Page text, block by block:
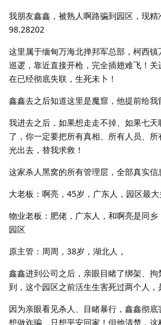
我朋友鑫鑫，被熟人啊路骗到园区，现精
98.28202
这里属于缅甸万海北掸邦军总部，柯西
巡逻，靠近直接开枪，完全插翅难飞！
在已经彻底失联，生死未卜！
鑫鑫去之后知道这里是魔窟，他提前给我
我进去之后，如果想走走不掉、如果七
了，你一定要把所有真相、所有人员、
光出去，替我求救！
这家杀人黑窝的所有管理层，全部真实信
大老板：啊亮，45岁，广东人，园区最大
物业老板：肥佬，广东人，和啊亮是同
园区
原主管：周周，38岁，湖北人，
鑫鑫进到公司之后，亲眼目睹了绑架、
到，这个园区之前活生生害死过两个人，
因为亲眼看见杀人、目睹暴行，鑫鑫彻
想做诈骗、只想平安回家！但他清楚，